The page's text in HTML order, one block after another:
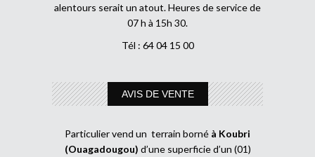
alentours serait un atout. Heures de service de
07 h à 15h 30.
Tél : 64 04 15 00
AVIS DE VENTE
Particulier vend un terrain borné à Koubri
(Ouagadougou) d’une superficie d’un (01)